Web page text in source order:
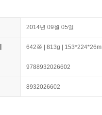
2014년 09월 05일
642쪽 | 813g |
9788932026602
8932026602